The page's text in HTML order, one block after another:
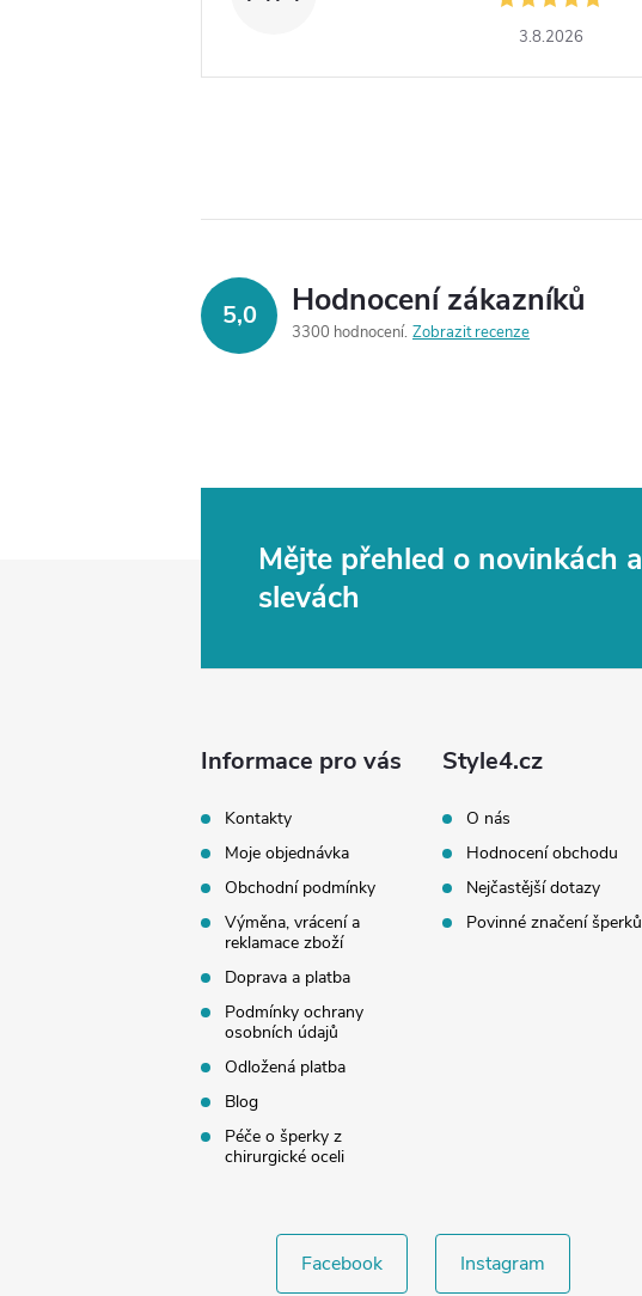
3.8.2026
5,0 Hodnocení zákazníků
3300 hodnocení Zobrazit recenze
Mějte přehled o novinkách a
slevách
Informace pro vás
Kontakty
Moje objednávka
Obchodní podmínky
Výměna, vrácení a
reklamace zboží
Doprava a platba
Podmínky ochrany
osobních údajů
Odložená platba
Blog
Péče o šperky z
chirurgické oceli
Style4.cz
O nás
Hodnocení obchodu
Nejčastější dotazy
Povinné značení šperků
Facebook Instagram